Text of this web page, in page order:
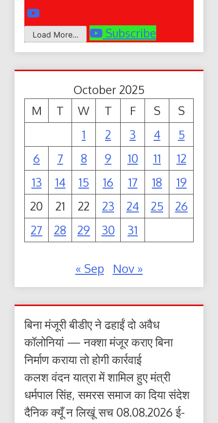
Load More... Subscribe
October 2025
M
T W T F S
S
1
2 3 4
5
6
7 8 9 10 11
12
13
14 15 16 17 18
19
20
21 22 23 24 25
26
27
28 29 30 31
« Sep Nov »
बिना मंजूरी बीडीए ने ढहाईं दो अवैध
कॉलोनियां — नक्शा मंजूर कराए बिना
निर्माण कराया तो होगी कार्रवाई
कलश वंदन यात्रा में शामिल हुए मंत्री
धर्मपाल सिंह, समरस समाज का दिया संदेश
दैनिक क्यूँ न लिखूं सच 08.08.2026 ई-